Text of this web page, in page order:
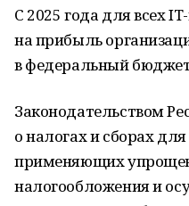
С 2025 года для всех
на прибыль
в федеральный
Законодательством
о налогах и сборах
применяющих
налогообложения и